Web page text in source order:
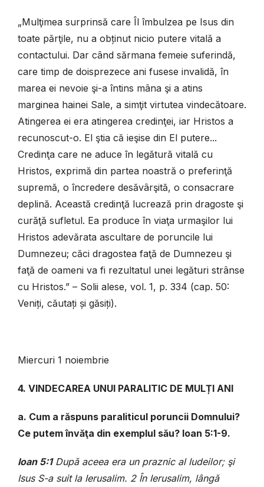
„Mulţimea surprinsă care Îl îmbulzea pe Isus din
toate părţile, nu a obținut nicio putere vitală a
contactului. Dar când sărmana femeie suferindă,
care timp de doisprezece ani fusese invalidă, în
marea ei nevoie şi-a întins mâna şi a atins
marginea hainei Sale, a simţit virtutea vindecătoare.
Atingerea ei era atingerea credinţei, iar Hristos a
recunoscut-o. El ştia că ieşise din El putere...
Credinţa care ne aduce în legătură vitală cu
Hristos, exprimă din partea noastră o preferinţă
supremă, o încredere desăvârşită, o consacrare
deplină. Această credinţă lucrează prin dragoste şi
curăţă sufletul. Ea produce în viaţa urmaşilor lui
Hristos adevărata ascultare de poruncile lui
Dumnezeu; căci dragostea faţă de Dumnezeu şi
faţă de oameni va fi rezultatul unei legături strânse
cu Hristos.” – Solii alese, vol. 1, p. 334 (cap. 50:
Veniți, căutați și găsiți).
Miercuri 1 noiembrie
4. VINDECAREA UNUI PARALITIC DE MULȚI ANI
a. Cum a răspuns paraliticul poruncii Domnului?
Ce putem învăţa din exemplul său? Ioan 5:1-9.
Ioan 5:1După aceea era un praznic al Iudeilor; şi
Isus S-a suit la Ierusalim. 2 În Ierusalim, lângă